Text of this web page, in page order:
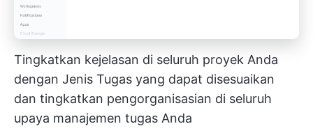
Tingkatkan kejelasan di seluruh proyek Anda
dengan Jenis Tugas yang dapat disesuaikan
dan tingkatkan pengorganisasian di seluruh
upaya manajemen tugas Anda